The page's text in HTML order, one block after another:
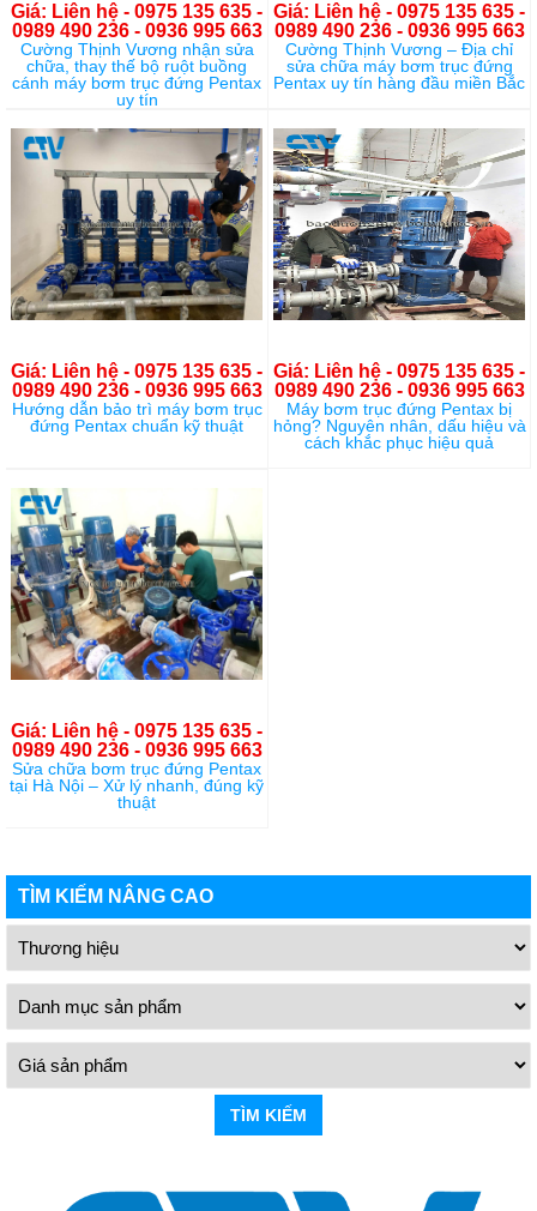
Giá: Liên hệ - 0975 135 635 -
0989 490 236 - 0936 995 663
Cường Thịnh Vương nhận sửa
chữa, thay thế bộ ruột buồng
cánh máy bơm trục đứng Pentax
uy tín
Giá: Liên hệ - 0975 135 635 -
0989 490 236 - 0936 995 663
Cường Thịnh Vương – Địa chỉ
sửa chữa máy bơm trục đứng
Pentax uy tín hàng đầu miền Bắc
Giá: Liên hệ - 0975 135 635 -
0989 490 236 - 0936 995 663
Hướng dẫn bảo trì máy bơm trục
đứng Pentax chuẩn kỹ thuật
Giá: Liên hệ - 0975 135 635 -
0989 490 236 - 0936 995 663
Máy bơm trục đứng Pentax bị
hỏng? Nguyên nhân, dấu hiệu và
cách khắc phục hiệu quả
Giá: Liên hệ - 0975 135 635 -
0989 490 236 - 0936 995 663
Sửa chữa bơm trục đứng Pentax
tại Hà Nội – Xử lý nhanh, đúng kỹ
thuật
TÌM KIẾM NÂNG CAO
TÌM KIẾM